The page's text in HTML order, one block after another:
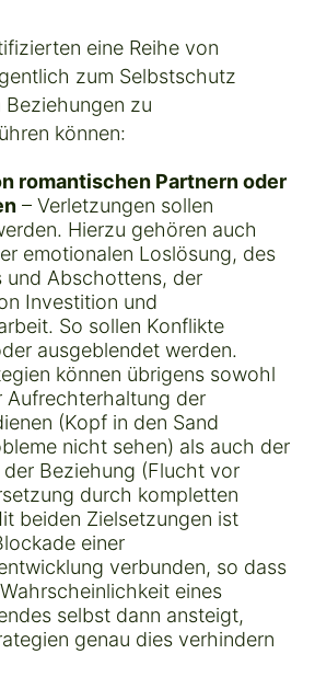
eine Reihe von
zum Selbstschutz
zu
können:
romantischen Partnern oder
– Verletzungen sollen
Hierzu gehören auch
emotionalen Loslösung, des
und Abschottens, der
Investition und
So sollen Konflikte
ausgeblendet werden.
können übrigens sowohl
Aufrechterhaltung der
(Kopf in den Sand
nicht sehen) als auch der
Beziehung (Flucht vor
durch kompletten
beiden Zielsetzungen ist
einer
verbunden, so dass
eines
selbst dann ansteigt,
genau dies verhindern